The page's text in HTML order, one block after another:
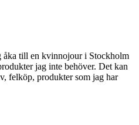
åka till en kvinnojour i Stockholm
jag inte behöver. Det kan
felköp, produkter som jag har